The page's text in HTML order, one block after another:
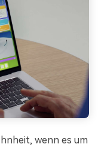
wenn es um